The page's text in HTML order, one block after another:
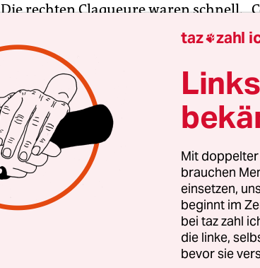
Die rechten Claqueure waren schnell.
Kärcher gereinigt“, frohlockte die
während am Montagabend
Connewitz Scheiben einwarfen. Andere
bekommt, was er verdient“, schrieben
„Herrlich“.
Trotz der offenen Gewalt in Leipzig:
bedeckt. Im Gegenteil: Sie feiert diese.
damit nur ein weiterer Schritt einer
hierzulande stetig radikalisiert.
taz zahl
Mit
brauchen
einsetzen,
beginnt im
bei taz zahl
die linke,
bevor sie